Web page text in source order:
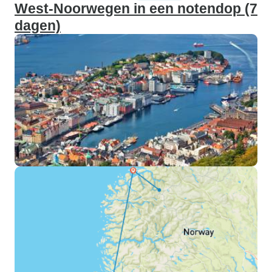
West-Noorwegen in een notendop (7
dagen)